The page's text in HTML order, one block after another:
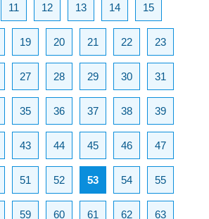
11 12 13 14 15
19 20 21 22 23
27 28 29 30 31
35 36 37 38 39
43 44 45 46 47
51 52 53 54 55
59 60 61 62 63